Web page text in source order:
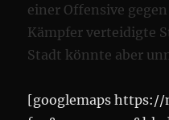
einer Offensive
Kämpfer verteidigte
Stadt könnte aber
[googlemaps https://